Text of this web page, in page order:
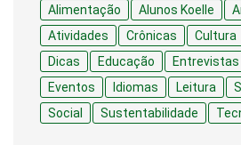
Alimentação Alunos Koelle
Atividades
Crônicas Cultura
Dicas
Educação Entrevistas
Eventos
Idiomas Leitura
Social
Sustentabilidade